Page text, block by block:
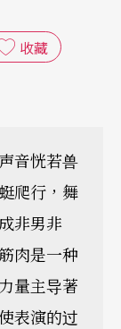
收藏
音恍若兽
爬行，舞
非男非
肉是一种
量主导著
表演的过